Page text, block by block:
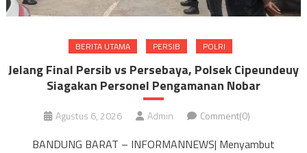
BERITA UTAMA PERSIB POLRI
Jelang Final Persib vs Persebaya, Polsek Cipeundeuy
Siagakan Personel Pengamanan Nobar
Agustus 6, 2026 Admin Comment(0)
BANDUNG BARAT – INFORMANNEWS| Menyambut